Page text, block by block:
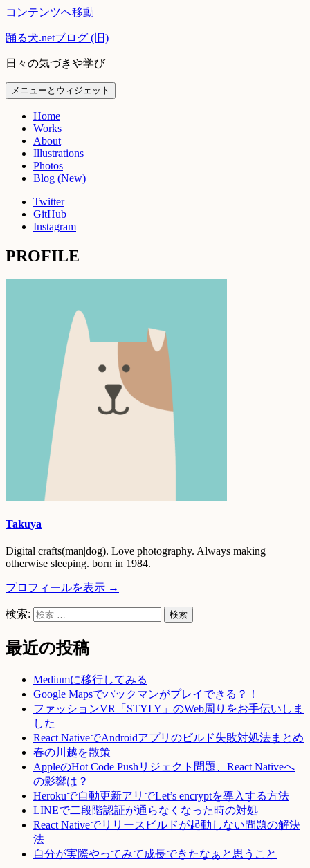
コンテンツへ移動
踊る犬.netブログ (旧)
日々の気づきや学び
メニューとウィジェット
Home
Works
About
Illustrations
Photos
Blog (New)
Twitter
GitHub
Instagram
PROFILE
Takuya
Digital crafts(man|dog). Love photography. Always making
otherwise sleeping. born in 1984.
プロフィールを表示 →
検索:
最近の投稿
Mediumに移行してみる
Google Mapsでパックマンがプレイできる？！
ファッションVR「STYLY」のWeb周りをお手伝いしま
した
React NativeでAndroidアプリのビルド失敗対処法まとめ
春の川越を散策
AppleのHot Code Pushリジェクト問題、React Nativeへ
の影響は？
Herokuで自動更新アリでLet’s encryptを導入する方法
LINEで二段階認証が通らなくなった時の対処
React Nativeでリリースビルドが起動しない問題の解決
法
自分が実際やってみて成長できたなぁと思うこと